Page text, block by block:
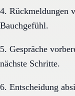
4. Rückmeldungen
Bauchgefühl.
5. Gespräche
nächste Schritte.
6. Entscheidung